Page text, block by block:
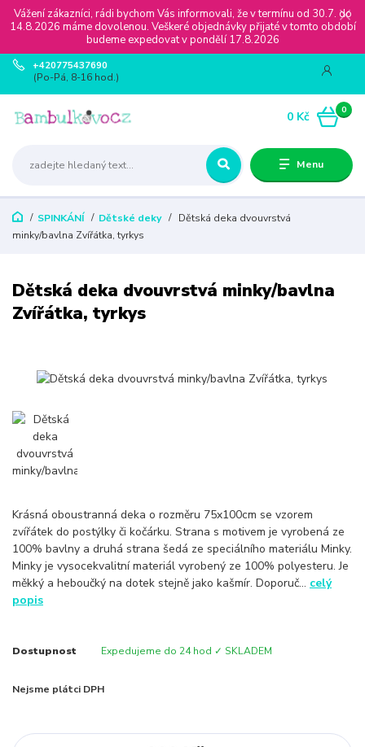
Vážení zákazníci, rádi bychom Vás informovali, že v termínu od 30.7. do
14.8.2026 máme dovolenou. Veškeré objednávky přijaté v tomto období
budeme expedovat v pondělí 17.8.2026
Menu
+420775437690
(Po-Pá, 8-16 hod.)
0
0 Kč
SPINKÁNÍ Dětské deky
Dětská deka dvouvrstvá
minky/bavlna Zvířátka, tyrkys
Dětská deka dvouvrstvá minky/bavlna
Zvířátka, tyrkys
Krásná oboustranná deka o rozměru 75x100cm se vzorem
zvířátek do postýlky či kočárku. Strana s motivem je vyrobená ze
100% bavlny a druhá strana šedá ze speciálního materiálu Minky.
Minky je vysocekvalitní materiál vyrobený ze 100% polyesteru. Je
měkký a heboučký na dotek stejně jako kašmír. Doporuč... celý
popis
Dostupnost Expedujeme do 24 hod ✓ SKLADEM
Nejsme plátci DPH